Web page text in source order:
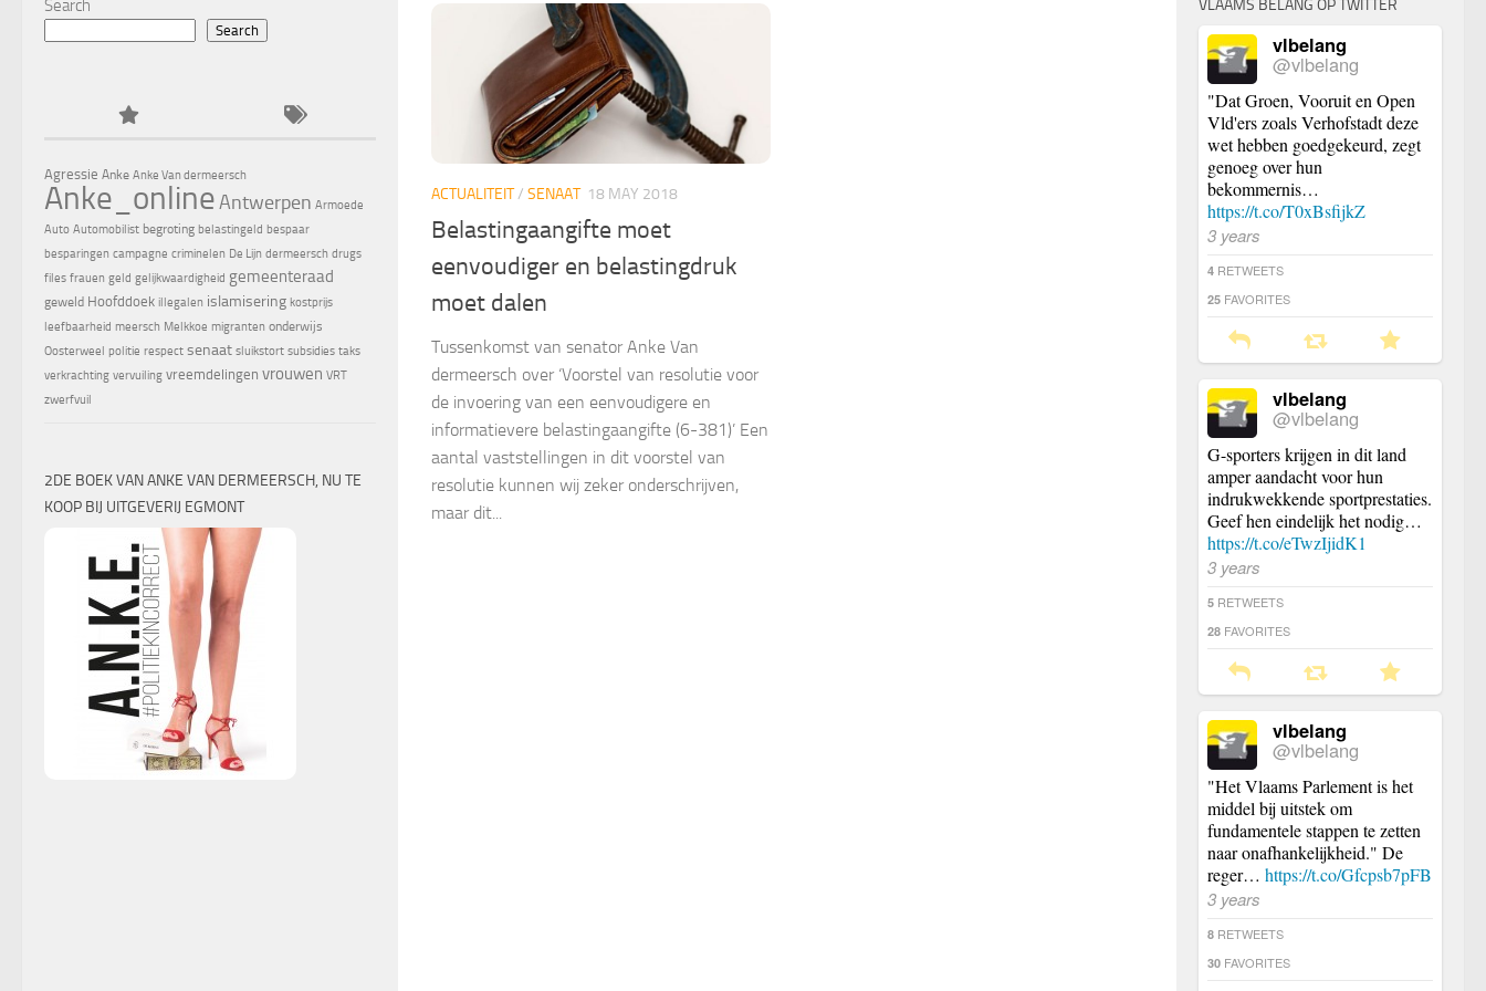
ACTUALITEIT/ SENAAT 18 MAY 2018
Belastingaangifte moet
eenvoudiger en belastingdruk
moet dalen
Tussenkomst van senator Anke Van
dermeersch over ‘Voorstel van resolutie voor
de invoering van een eenvoudigere en
informatievere belastingaangifte (6-381)’ Een
aantal vaststellingen in dit voorstel van
resolutie kunnen wij zeker onderschrijven,
maar dit...
Search
Search
Agressie Anke Anke Van dermeersch
Anke_onlineAntwerpen Armoede
Auto Automobilist begroting belastingeld bespaar
besparingen campagne criminelen De Lijn dermeersch drugs
files frauen geld gelijkwaardigheid gemeenteraad
geweld Hoofddoek illegalen islamisering kostprijs
leefbaarheid meersch Melkkoe migranten onderwijs
Oosterweel politie respect senaat sluikstort subsidies taks
verkrachting vervuiling vreemdelingen vrouwen VRT
zwerfvuil
2DE BOEK VAN ANKE VAN DERMEERSCH, NU TE
KOOP BIJ UITGEVERIJ EGMONT
VLAAMS BELANG OP TWITTER
vlbelang
@vlbelang
"Dat Groen, Vooruit en Open
Vld'ers zoals Verhofstadt deze
wet hebben goedgekeurd, zegt
genoeg over hun
bekommernis…
https://t.co/T0xBsfijkZ
3 years
4 RETWEETS
25 FAVORITES
vlbelang
@vlbelang
G-sporters krijgen in dit land
amper aandacht voor hun
indrukwekkende sportprestaties.
Geef hen eindelijk het nodig…
https://t.co/eTwzIjidK1
3 years
5 RETWEETS
28 FAVORITES
vlbelang
@vlbelang
"Het Vlaams Parlement is het
middel bij uitstek om
fundamentele stappen te zetten
naar onafhankelijkheid." De
reger… https://t.co/Gfcpsb7pFB
3 years
8 RETWEETS
30 FAVORITES